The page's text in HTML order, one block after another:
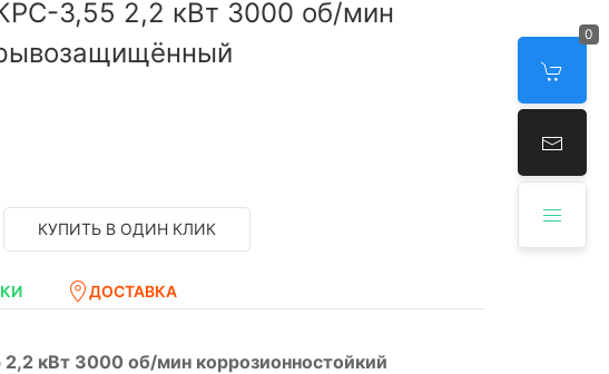
0
3,55 2,2 кВт 3000 об/мин
КУПИТЬ В ОДИН КЛИК
ДОСТАВКА
кВт 3000 об/мин коррозионностойкий